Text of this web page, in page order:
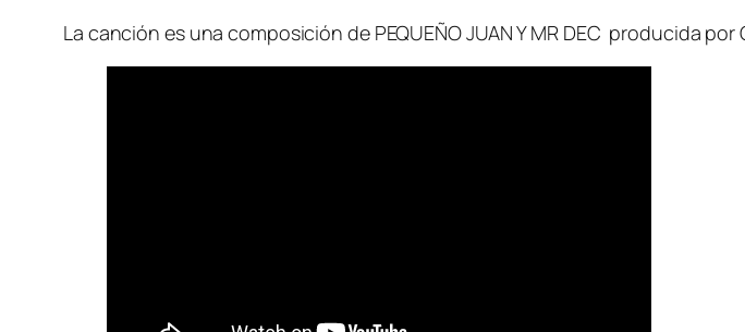
La canción es una composición de PEQUEÑO JUAN Y MR DEC producida por